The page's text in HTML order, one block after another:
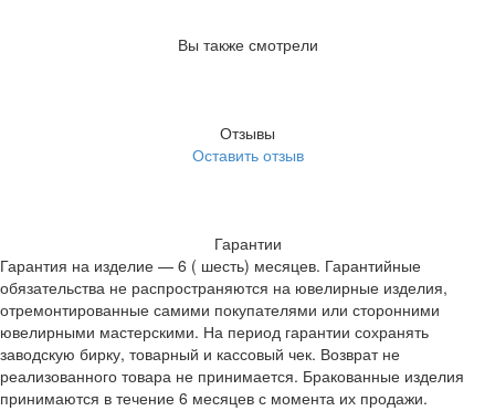
Вы также смотрели
Отзывы
Оставить отзыв
Гарантии
Гарантия на изделие — 6 ( шесть) месяцев. Гарантийные
обязательства не распространяются на ювелирные изделия,
отремонтированные самими покупателями или сторонними
ювелирными мастерскими. На период гарантии сохранять
заводскую бирку, товарный и кассовый чек. Возврат не
реализованного товара не принимается. Бракованные изделия
принимаются в течение 6 месяцев с момента их продажи.